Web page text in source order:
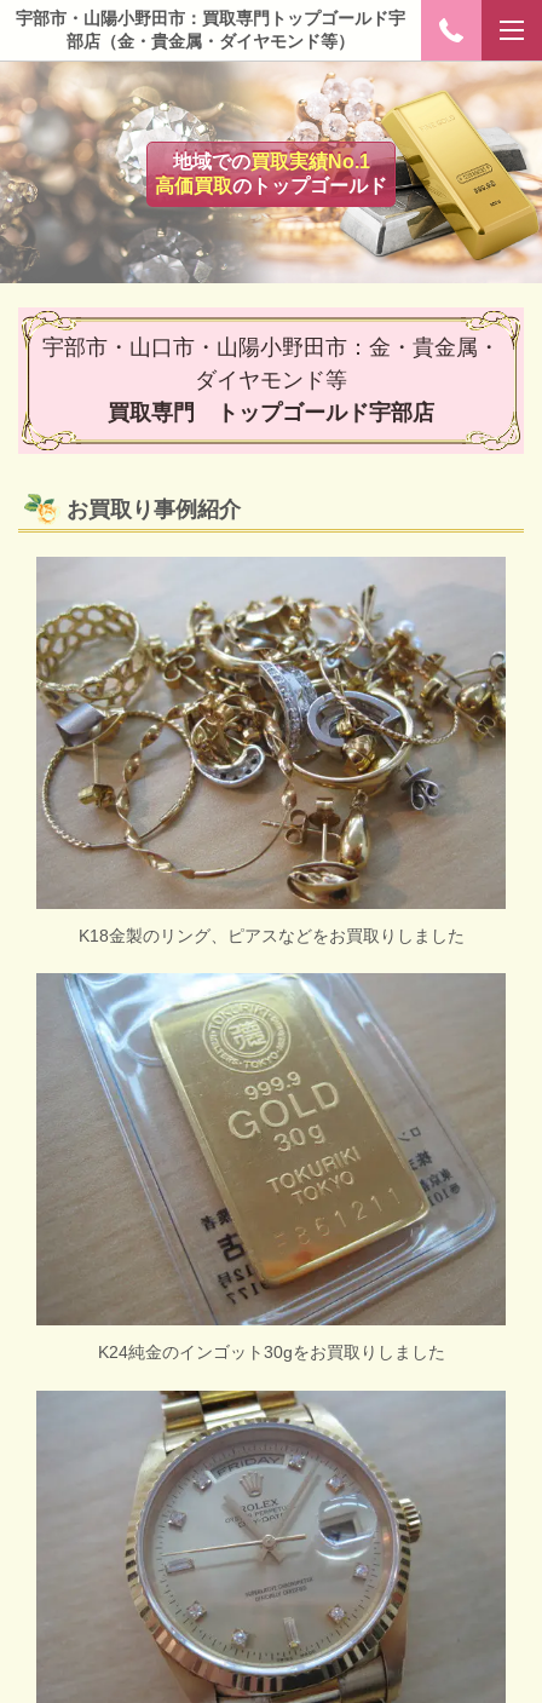
宇部市・山陽小野田市：買取専門トップゴールド宇
部店（金・貴金属・ダイヤモンド等）
地域での買取実績No.1
高価買取のトップゴールド
宇部市・山口市・山陽小野田市：金・貴金属・
ダイヤモンド等
買取専門 トップゴールド宇部店
お買取り事例紹介
K18金製のリング、ピアスなどをお買取りしました
K24純金のインゴット30gをお買取りしました